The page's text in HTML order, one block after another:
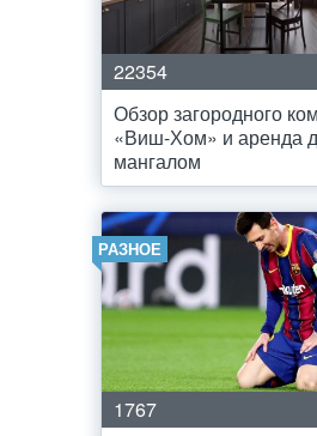
22354
Обзор загородного
«Виш-Хом» и аренда
мангалом
РАЗНОЕ
1767